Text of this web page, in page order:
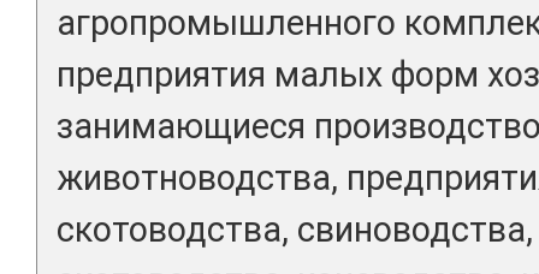
агропромышленного
предприятия малых форм
занимающиеся
животноводства,
скотоводства,